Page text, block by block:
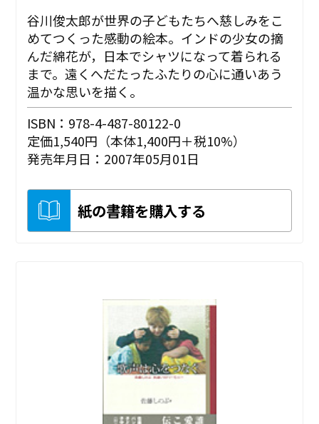
谷川俊太郎が世界の子どもたちへ慈しみをこ
めてつくった感動の絵本。インドの少女の摘
んだ綿花が，日本でシャツになって着られる
まで。遠くへだたったふたりの心に通いあう
温かな思いを描く。
ISBN：978-4-487-80122-0
定価1,540円（本体1,400円＋税10%）
発売年月日：2007年05月01日
紙の書籍を購入する